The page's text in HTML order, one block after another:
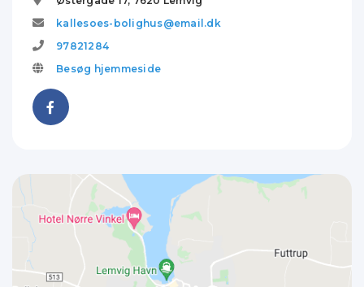
kallesoes-bolighus@email.dk
97821284
Besøg hjemmeside